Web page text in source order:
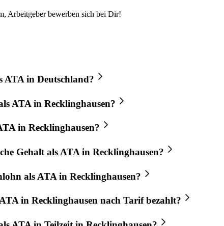
Arbeitgeber bewerben sich bei Dir!
ATA in Deutschland?
ATA in Recklinghausen?
in Recklinghausen?
Gehalt als ATA in Recklinghausen?
als ATA in Recklinghausen?
in Recklinghausen nach Tarif bezahlt?